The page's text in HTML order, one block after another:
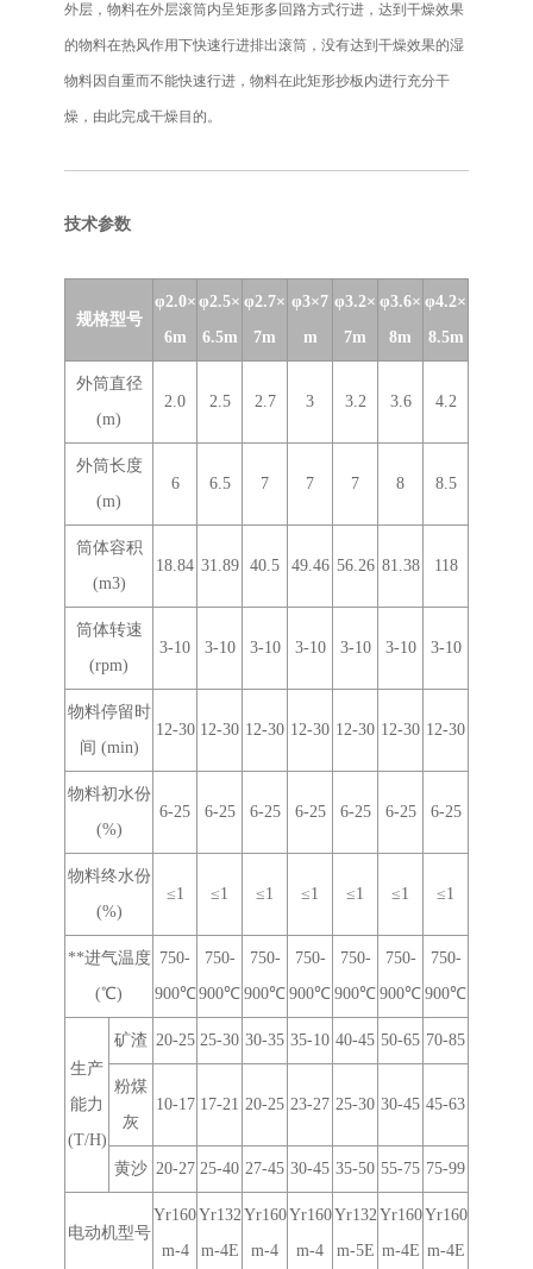
外层，物料在外层滚筒内呈矩形多回路方式行进，达到干燥效果
的物料在热风作用下快速行进排出滚筒，没有达到干燥效果的湿
物料因自重而不能快速行进，物料在此矩形抄板内进行充分干
燥，由此完成干燥目的。
技术参数
规格型号
φ2.0×
6m
φ2.5×
6.5m
φ2.7×
7m
φ3×7
m
φ3.2×
7m
φ3.6×
8m
φ4.2×
8.5m
外筒直径
(m)
2.0 2.5 2.7 3 3.2 3.6 4.2
外筒长度
(m)
6 6.5 7 7 7 8 8.5
筒体容积
(m3)
18.84 31.89 40.5 49.46 56.26 81.38 118
筒体转速
(rpm)
3-10 3-10 3-10 3-10 3-10 3-10 3-10
物料停留时
间 (min)
12-30 12-30 12-30 12-30 12-30 12-30 12-30
物料初水份
(%)
6-25 6-25 6-25 6-25 6-25 6-25 6-25
物料终水份
(%)
≤1 ≤1 ≤1 ≤1 ≤1 ≤1 ≤1
**进气温度
(℃)
750-
900℃
750-
900℃
750-
900℃
750-
900℃
750-
900℃
750-
900℃
750-
900℃
生产
能力
(T/H)
矿渣 20-25 25-30 30-35 35-10 40-45 50-65 70-85
粉煤
灰
10-17 17-21 20-25 23-27 25-30 30-45 45-63
黄沙 20-27 25-40 27-45 30-45 35-50 55-75 75-99
电动机型号
Yr160
m-4
Yr132
m-4E
Yr160
m-4
Yr160
m-4
Yr132
m-5E
Yr160
m-4E
Yr160
m-4E